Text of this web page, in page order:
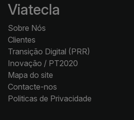
Viatecla
Sobre Nós
Clientes
Transição Digital (PRR)
Inovação / PT2020
Mapa do site
Contacte-nos
Politicas de Privacidade